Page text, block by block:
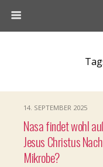
14. SEPTEMBER 2025
Nasa findet wohl
Jesus Christus
Mikrobe?